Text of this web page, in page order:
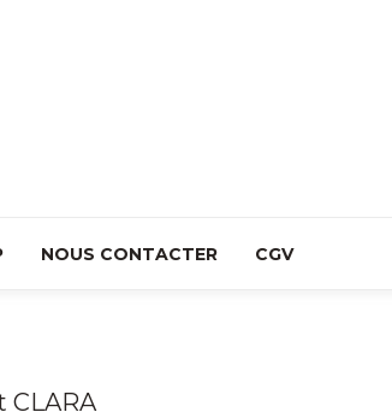
NOUS CONTACTER CGV
CLARA